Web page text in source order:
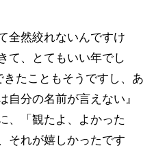
全然絞れないんですけ
て、とてもいい年でし
きたこともそうですし、あ
自分の名前が言えない』
、「観たよ、よかった
それが嬉しかったです